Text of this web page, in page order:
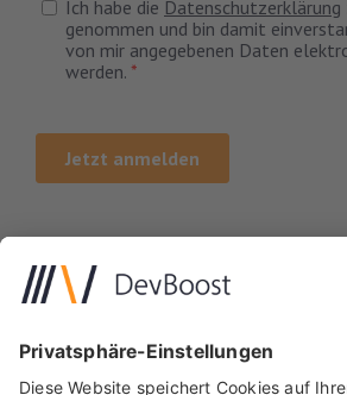
ImpressumDatenschutz